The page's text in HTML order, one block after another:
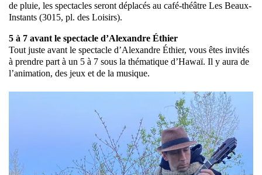
de pluie, les spectacles seront déplacés au café-théâtre Les Beaux-
Instants (3015, pl. des Loisirs).
5 à 7 avant le spectacle d’Alexandre Éthier
Tout juste avant le spectacle d’Alexandre Éthier, vous êtes invités
à prendre part à un 5 à 7 sous la thématique d’Hawaï. Il y aura de
l’animation, des jeux et de la musique.